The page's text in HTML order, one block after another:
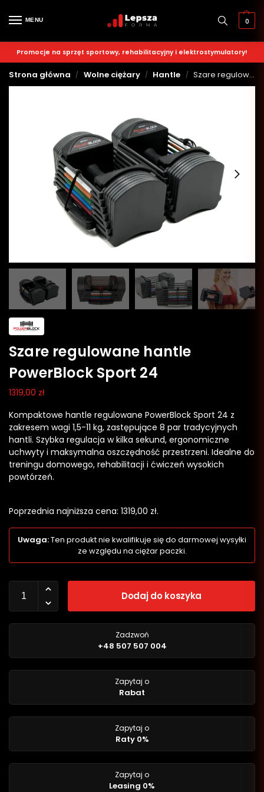
MENU 0
Promocje na sprzęt sportowy, rehabilitacyjny i elektrostymulatory!
Strona główna / Wolne ciężary / Hantle / Szare regulowane hantle PowerBlock Sport 24
Szare regulowane hantle
PowerBlock Sport 24
1319,00 zł
Kompaktowe hantle regulowane PowerBlock Sport 24 z
zakresem wagi 1,5-11 kg, zastępujące 8 par tradycyjnych
hantli. Szybka regulacja w kilka sekund, ergonomiczne
uchwyty i maksymalna oszczędność przestrzeni. Idealne do
treningu domowego, rehabilitacji i ćwiczeń wysokich
powtórzeń.
Poprzednia najniższa cena: 1319,00 zł.
Uwaga:Ten produkt nie kwalifikuje się do darmowej wysyłki
ze względu na ciężar paczki.
Dodaj do koszyka
Zadzwoń
+48 507 507 004
Zapytaj o
Rabat
Zapytaj o
Raty 0%
Zapytaj o
Leasing 0%